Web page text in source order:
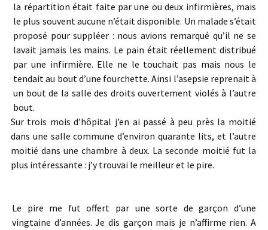
la répartition était faite par une ou deux infirmières, mais
le plus souvent aucune n’était disponible. Un malade s’était
proposé pour suppléer : nous avions remarqué qu’il ne se
lavait jamais les mains. Le pain était réellement distribué
par une infirmière. Elle ne le touchait pas mais nous le
tendait au bout d’une fourchette. Ainsi l’asepsie reprenait à
un bout de la salle des droits ouvertement violés à l’autre
bout.
Sur trois mois d’hôpital j’en ai passé à peu près la moitié
dans une salle commune d’environ quarante lits, et l’autre
moitié dans une chambre à deux. La seconde moitié fut la
plus intéressante : j’y trouvai le meilleur et le pire.
Le pire me fut offert par une sorte de garçon d’une
vingtaine d’années. Je dis garçon mais je n’affirme rien. A